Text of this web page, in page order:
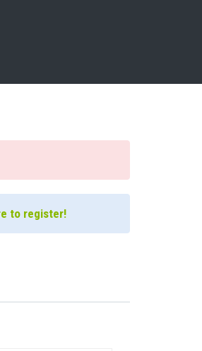
to register!